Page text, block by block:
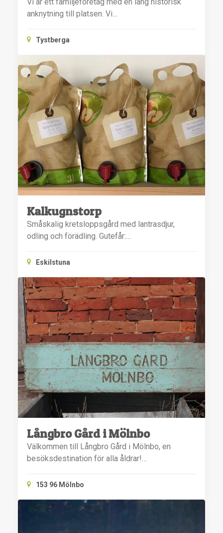
anknytning till platsen. Vi…
Tystberga
Kalkugnstorp
Småskalig kretsloppsgård med lantrasdjur,
odling och förädling. Gutefår:…
Eskilstuna
Långbro Gård i Mölnbo
Välkommen till Långbro Gård i Mölnbo, en
besöksdestination för alla åldrar!…
153 96 Mölnbo